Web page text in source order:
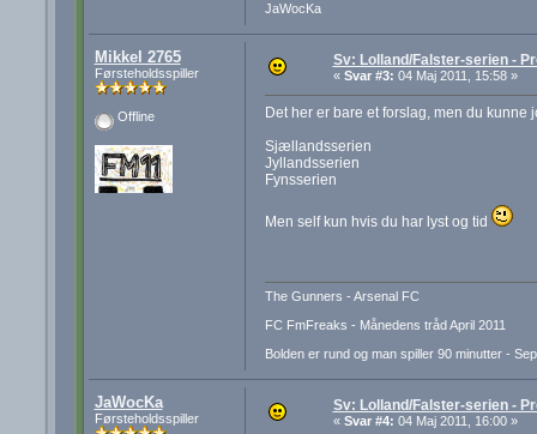
JaWocKa
Mikkel 2765
Førsteholdsspiller
Offline
Sv: Lolland/Falster-serien -
« Svar #3: 04 Maj 2011, 15:58 »
Det her er bare et forslag, men du kunne
Sjællandsserien
Jyllandsserien
Fynsserien
Men self kun hvis du har lyst og tid
The Gunners - Arsenal FC
FC FmFreaks - Månedens tråd April 2011
Bolden er rund og man spiller 90 minutter -
JaWocKa
Førsteholdsspiller
Sv: Lolland/Falster-serien -
« Svar #4: 04 Maj 2011, 16:00 »